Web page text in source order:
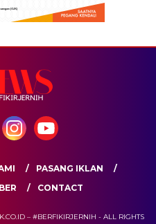
PASANG IKLAN
CONTACT
– #BERFIKIRJERNIH - ALL RIGHTS